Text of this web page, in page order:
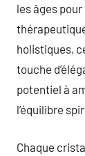
les âges
holistiques,
touche
potentiel à
l’équilibre
Chaque